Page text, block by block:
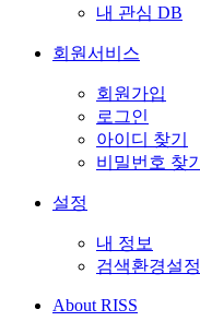
내 관심 DB
회원서비스
회원가입
로그인
아이디 찾기
비밀번호 찾기
설정
내 정보
검색환경설정
About RISS